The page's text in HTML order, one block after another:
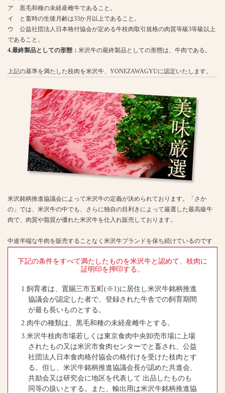
ア 黒毛和種の未経産雌牛であること。
イ と畜時の生後月齢は33か月以上であること。
ウ 公益社団法人日本格付協会が定める牛枝肉取引規格の肉質等級3等級以上
であること。
4.最終製品としての形態： 米沢牛の最終製品としての形態は、牛肉である。
上記の基準を満たした枝肉を米沢牛、YONEZAWAGYUに認定いたします。
米沢銘柄推進協議会によって米沢牛の定義が決められております。「さか
の」では、米沢牛の中でも、さらに独自の目利きによって厳選した最高級牛
肉で、肉質や脂質が優れた米沢牛を仕入れ販売しております。
中途半端な牛肉を販売することなく米沢牛ブランドを保ち続けているのです
下記の条件をすべて満たしたものを米沢牛と認めて、枝肉に
証明印を押印する。
1.飼育者は、置賜三市五町(※1)に居住し米沢牛銘柄推進
協議会が認定した者で、登録された牛舎での飼育期間
が最も長いものとする。
2.肉牛の種類は、黒毛和種の未経産雌牛とする。
3.米沢牛枝肉市場若しくは東京食肉中央卸売市場に上場
されたもの又は米沢市食肉センターでと畜され、公益
社団法人日本食肉格付協会の格付けを受けた枝肉とす
る。但し、米沢牛銘柄推進協議会長が認めた共進会、
共励会又は研究会に地区を代表して 出品したものも
同等の扱いとする。また、輸出用は米沢牛銘柄推進協